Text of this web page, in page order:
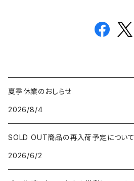
夏季休業のおしらせ
2026/8/4
SOLD OUT商品の再入荷予定について
2026/6/2